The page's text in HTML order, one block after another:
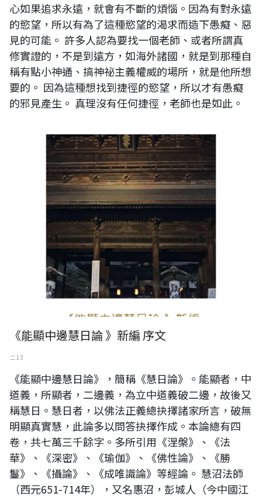
心如果追求永遠，就會有不斷的煩惱。因為有對永遠
的慾望，所以有為了這種慾望的渴求而造下愚癡、惡
見的可能。 許多人認為要找一個老師、或者所謂真
修實證的，不是到遠方，如海外諸國，就是到那種自
稱有點小神通、搞神祕主義權威的場所，就是他所想
要的。 因為這種想找到捷徑的慾望，所以才有愚癡
的邪見產生。 真理沒有任何捷徑，老師也是如此。
王穆提隨筆：《能顯中邊慧日論 》新編 序文
《能顯中邊慧日論 》新編 序文
二 13
《能顯中邊慧日論》，簡稱《慧日論》。能顯者，中
道義，所顯者，二邊義，為立中道義破二邊，故後又
稱慧日。慧日者，以佛法正義總抉擇諸家所言，破無
明顯真實慧，此論多以問答抉擇作成。本論總有四
卷，共七萬三千餘字。多所引用《涅槃》、《法
華》、《深密》、《瑜伽》、《佛性論》、《勝
鬘》、《攝論》、《成唯識論》等經論。 慧沼法師
（西元651-714年），又名惠沼，彭城人（今中國江